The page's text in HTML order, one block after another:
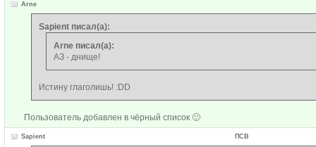
Arne
Sapient писал(а):
Arne писал(а):
АЗ - днище!
Истину глаголишь! :DD
Пользователь добавлен в чёрный список 🙂
Sapient ПСВ